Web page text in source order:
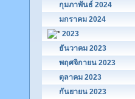
กุมภาพันธ์ 2024
มกราคม 2024
2023
ธันวาคม 2023
พฤศจิกายน 2023
ตุลาคม 2023
กันยายน 2023